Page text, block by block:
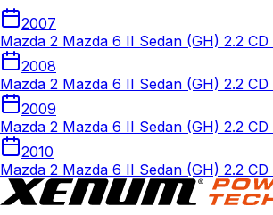
2007
Mazda 2 Mazda 6 II Sedan (GH) 2.2 CD
2008
Mazda 2 Mazda 6 II Sedan (GH) 2.2 CD
2009
Mazda 2 Mazda 6 II Sedan (GH) 2.2 CD
2010
Mazda 2 Mazda 6 II Sedan (GH) 2.2 CD